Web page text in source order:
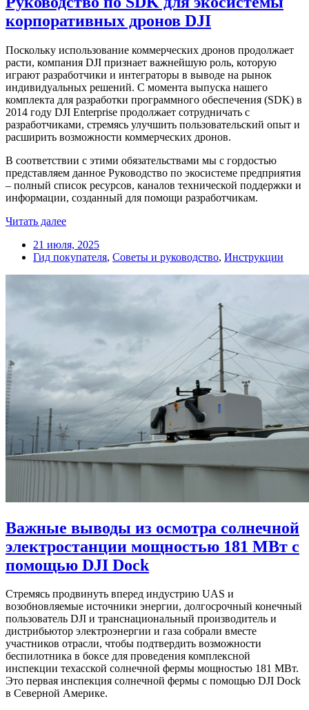
корпоративных дронов DJI
Поскольку использование коммерческих дронов продолжает
расти, компания DJI признает важнейшую роль, которую
играют разработчики и интеграторы в выводе на рынок
индивидуальных решений. С момента выпуска нашего
комплекта для разработки программного обеспечения (SDK) в
2014 году DJI Enterprise продолжает сотрудничать с
разработчиками, стремясь улучшить пользовательский опыт и
расширить возможности коммерческих дронов.
В соответствии с этими обязательствами мы с гордостью
представляем данное Руководство по экосистеме предприятия
– полный список ресурсов, каналов технической поддержки и
информации, созданный для помощи разработчикам.
Читать далее
21 июля, 2025
Гид покупателя, Советы и руководство, Инструкции
Важные выводы из осмотра солнечной
электростанции мощностью 181 МВт с
помощью DJI Dock
Стремясь продвинуть вперед индустрию UAS и
возобновляемые источники энергии, долгосрочный конечный
пользователь DJI и транснациональный производитель и
дистрибьютор электроэнергии и газа собрали вместе
участников отрасли, чтобы подтвердить возможности
беспилотника в боксе для проведения комплексной
инспекции техасской солнечной фермы мощностью 181 МВт.
Это первая инспекция солнечной фермы с помощью DJI Dock
в Северной Америке.